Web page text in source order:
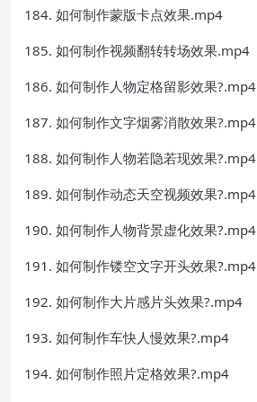
184. 如何制作蒙版卡点效果.mp4
185. 如何制作视频翻转转场效果.mp4
186. 如何制作人物定格留影效果?.mp4
187. 如何制作文字烟雾消散效果?.mp4
188. 如何制作人物若隐若现效果?.mp4
189. 如何制作动态天空视频效果?.mp4
190. 如何制作人物背景虚化效果?.mp4
191. 如何制作镂空文字开头效果?.mp4
192. 如何制作大片感片头效果?.mp4
193. 如何制作车快人慢效果?.mp4
194. 如何制作照片定格效果?.mp4